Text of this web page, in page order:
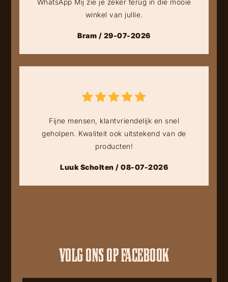
WhatsApp Mij zie je zeker terug in die mooie
winkel van jullie.
Bram / 29-07-2026
Fijne mensen, klantvriendelijk en snel
geholpen. Kwaliteit ook uitstekend van de
producten!
Luuk Scholten / 08-07-2026
VOLG ONS OP FACEBOOK